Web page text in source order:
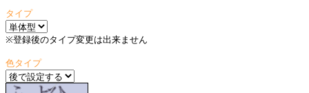
タイプ
※登録後のタイプ変更は出来ません
色タイプ